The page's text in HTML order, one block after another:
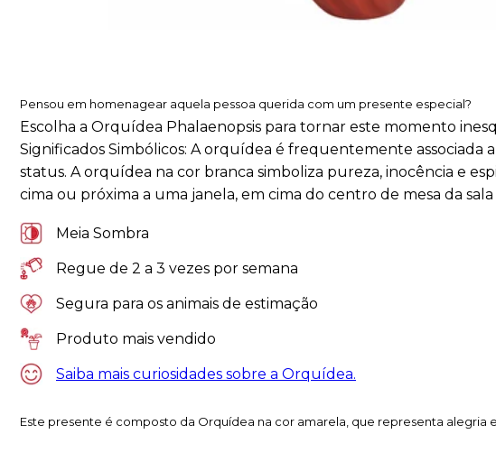
Pensou em homenagear aquela pessoa querida com um presente especial?
Escolha a Orquídea Phalaenopsis para tornar este momento
Significados Simbólicos: A orquídea é frequentemente
status. A orquídea na cor branca simboliza pureza, inocência e
cima ou próxima a uma janela, em cima do centro de mesa da
Meia Sombra
Regue de 2 a 3 vezes por semana
Segura para os animais de estimação
Produto mais vendido
Saiba mais curiosidades sobre a Orquídea.
Este presente é composto da Orquídea na cor amarela, que representa alegria